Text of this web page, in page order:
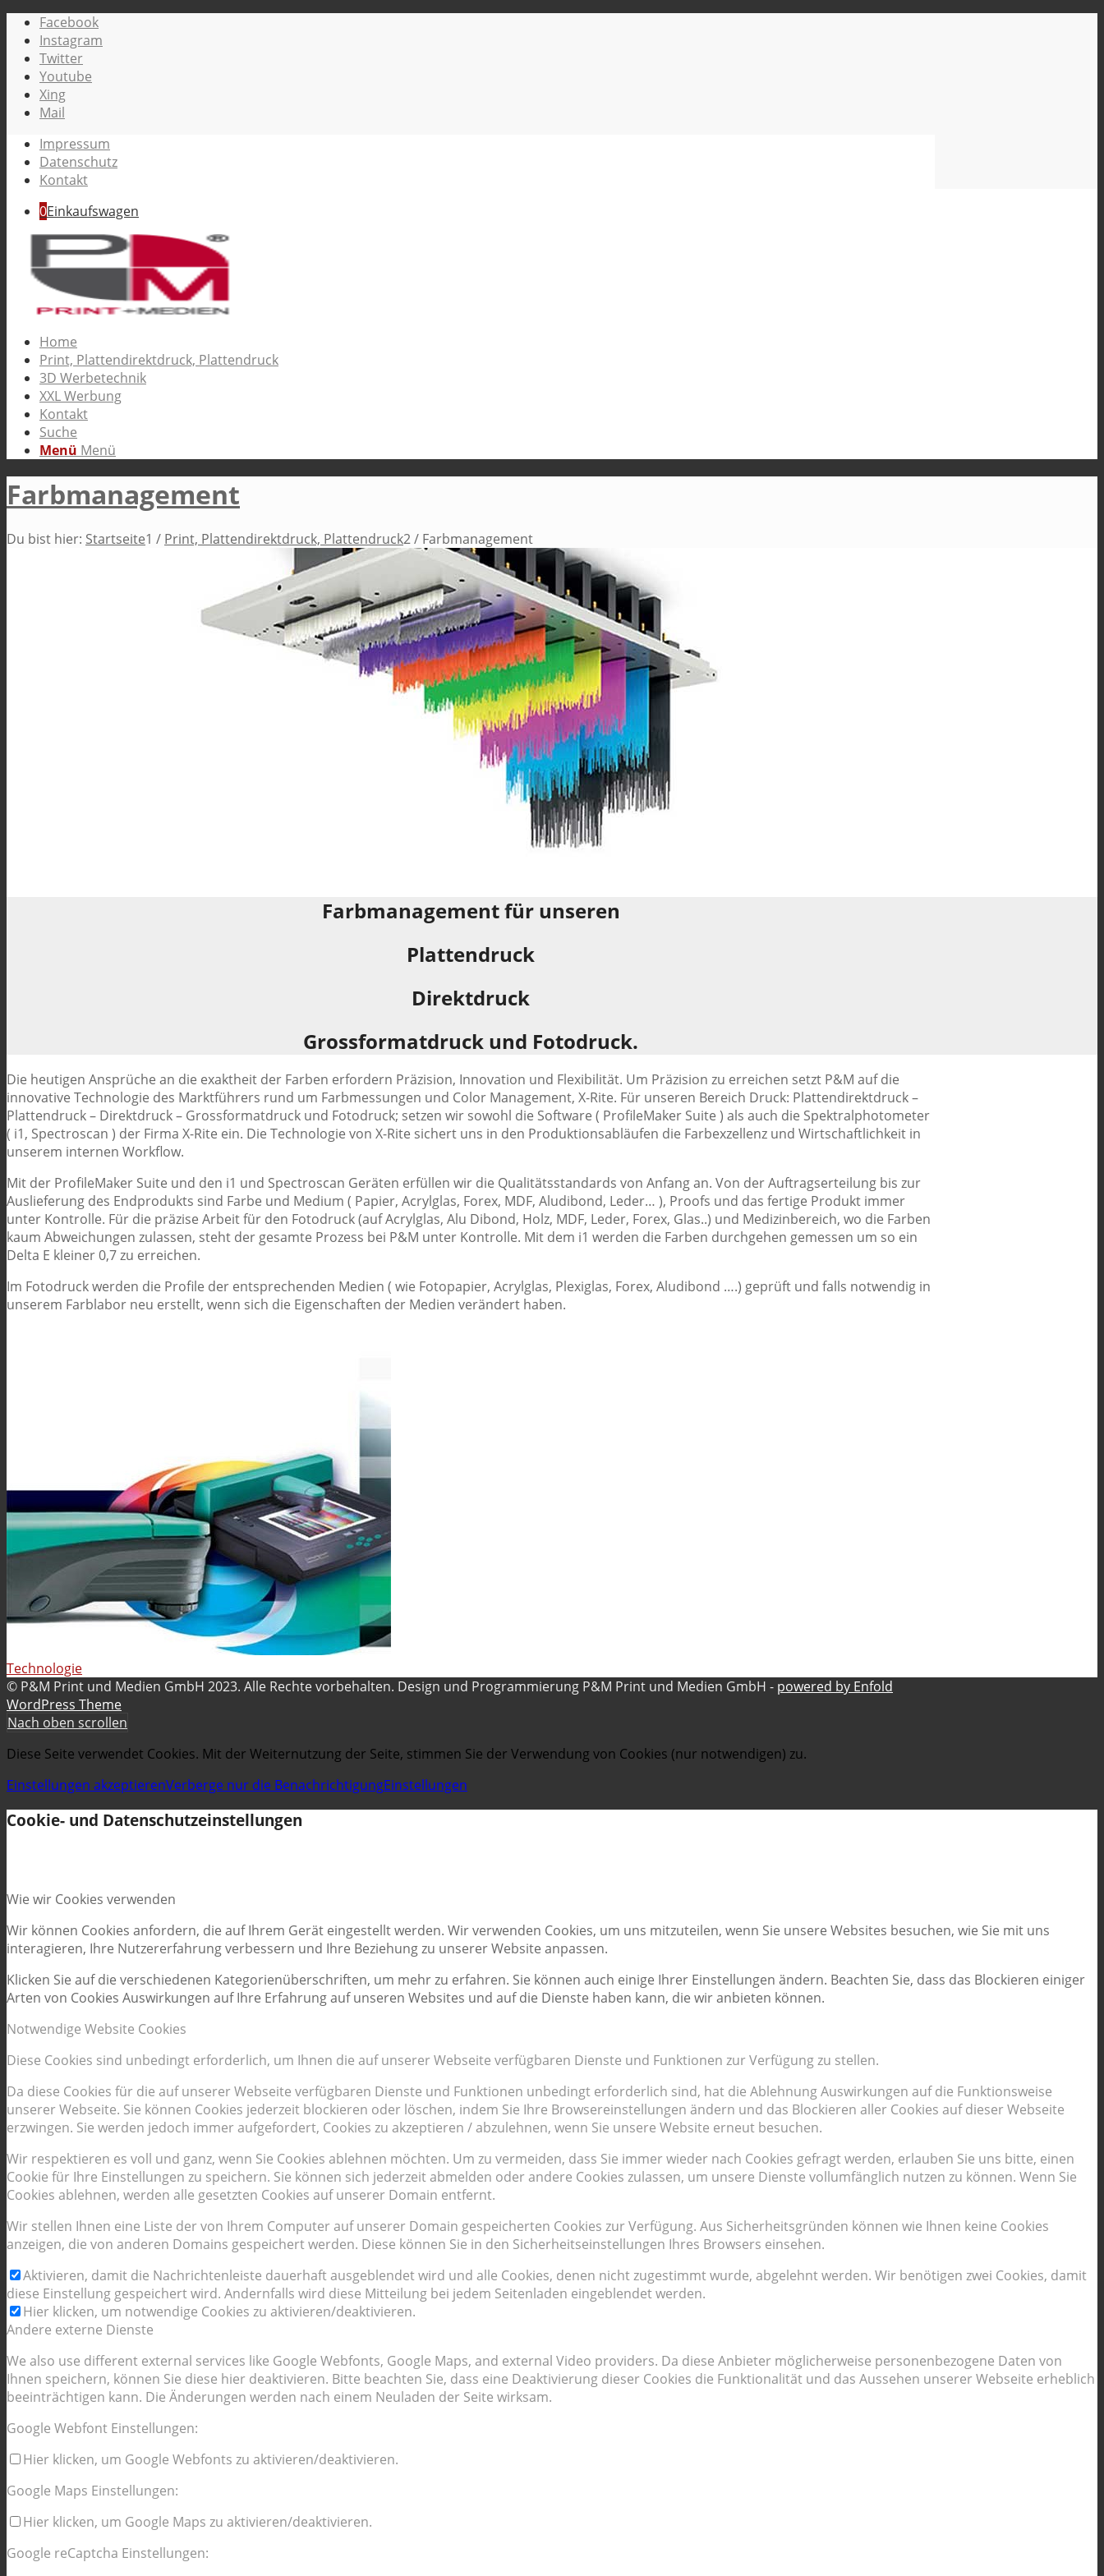
Facebook
Instagram
Twitter
Youtube
Xing
Mail
Impressum
Datenschutz
Kontakt
0Einkaufswagen
Home
Print, Plattendirektdruck, Plattendruck
3D Werbetechnik
XXL Werbung
Kontakt
Suche
Menü Menü
Farbmanagement
Du bist hier: Startseite1 / Print, Plattendirektdruck, Plattendruck2/ Farbmanagement
Farbmanagement für unseren
Plattendruck
Direktdruck
Grossformatdruck und Fotodruck.
Die heutigen Ansprüche an die exaktheit der Farben erfordern Präzision, Innovation und Flexibilität. Um Präzision zu erreichen setzt P&M auf die
innovative Technologie des Marktführers rund um Farbmessungen und Color Management, X-Rite. Für unseren Bereich Druck: Plattendirektdruck –
Plattendruck – Direktdruck – Grossformatdruck und Fotodruck; setzen wir sowohl die Software ( ProfileMaker Suite ) als auch die Spektralphotometer
( i1, Spectroscan ) der Firma X-Rite ein. Die Technologie von X-Rite sichert uns in den Produktionsabläufen die Farbexzellenz und Wirtschaftlichkeit in
unserem internen Workflow.
Mit der ProfileMaker Suite und den i1 und Spectroscan Geräten erfüllen wir die Qualitätsstandards von Anfang an. Von der Auftragserteilung bis zur
Auslieferung des Endprodukts sind Farbe und Medium ( Papier, Acrylglas, Forex, MDF, Aludibond, Leder… ), Proofs und das fertige Produkt immer
unter Kontrolle. Für die präzise Arbeit für den Fotodruck (auf Acrylglas, Alu Dibond, Holz, MDF, Leder, Forex, Glas..) und Medizinbereich, wo die Farben
kaum Abweichungen zulassen, steht der gesamte Prozess bei P&M unter Kontrolle. Mit dem i1 werden die Farben durchgehen gemessen um so ein
Delta E kleiner 0,7 zu erreichen.
Im Fotodruck werden die Profile der entsprechenden Medien ( wie Fotopapier, Acrylglas, Plexiglas, Forex, Aludibond ….) geprüft und falls notwendig in
unserem Farblabor neu erstellt, wenn sich die Eigenschaften der Medien verändert haben.
Technologie
© P&M Print und Medien GmbH 2023. Alle Rechte vorbehalten. Design und Programmierung P&M Print und Medien GmbH - powered by Enfold
WordPress Theme
Nach oben scrollen
Diese Seite verwendet Cookies. Mit der Weiternutzung der Seite, stimmen Sie der Verwendung von Cookies (nur notwendigen) zu.
Einstellungen akzeptierenVerberge nur die BenachrichtigungEinstellungen
Cookie- und Datenschutzeinstellungen
Wie wir Cookies verwenden
Wir können Cookies anfordern, die auf Ihrem Gerät eingestellt werden. Wir verwenden Cookies, um uns mitzuteilen, wenn Sie unsere Websites besuchen, wie Sie mit uns
interagieren, Ihre Nutzererfahrung verbessern und Ihre Beziehung zu unserer Website anpassen.
Klicken Sie auf die verschiedenen Kategorienüberschriften, um mehr zu erfahren. Sie können auch einige Ihrer Einstellungen ändern. Beachten Sie, dass das Blockieren einiger
Arten von Cookies Auswirkungen auf Ihre Erfahrung auf unseren Websites und auf die Dienste haben kann, die wir anbieten können.
Notwendige Website Cookies
Diese Cookies sind unbedingt erforderlich, um Ihnen die auf unserer Webseite verfügbaren Dienste und Funktionen zur Verfügung zu stellen.
Da diese Cookies für die auf unserer Webseite verfügbaren Dienste und Funktionen unbedingt erforderlich sind, hat die Ablehnung Auswirkungen auf die Funktionsweise
unserer Webseite. Sie können Cookies jederzeit blockieren oder löschen, indem Sie Ihre Browsereinstellungen ändern und das Blockieren aller Cookies auf dieser Webseite
erzwingen. Sie werden jedoch immer aufgefordert, Cookies zu akzeptieren / abzulehnen, wenn Sie unsere Website erneut besuchen.
Wir respektieren es voll und ganz, wenn Sie Cookies ablehnen möchten. Um zu vermeiden, dass Sie immer wieder nach Cookies gefragt werden, erlauben Sie uns bitte, einen
Cookie für Ihre Einstellungen zu speichern. Sie können sich jederzeit abmelden oder andere Cookies zulassen, um unsere Dienste vollumfänglich nutzen zu können. Wenn Sie
Cookies ablehnen, werden alle gesetzten Cookies auf unserer Domain entfernt.
Wir stellen Ihnen eine Liste der von Ihrem Computer auf unserer Domain gespeicherten Cookies zur Verfügung. Aus Sicherheitsgründen können wie Ihnen keine Cookies
anzeigen, die von anderen Domains gespeichert werden. Diese können Sie in den Sicherheitseinstellungen Ihres Browsers einsehen.
Aktivieren, damit die Nachrichtenleiste dauerhaft ausgeblendet wird und alle Cookies, denen nicht zugestimmt wurde, abgelehnt werden. Wir benötigen zwei Cookies, damit
diese Einstellung gespeichert wird. Andernfalls wird diese Mitteilung bei jedem Seitenladen eingeblendet werden.
Hier klicken, um notwendige Cookies zu aktivieren/deaktivieren.
Andere externe Dienste
We also use different external services like Google Webfonts, Google Maps, and external Video providers. Da diese Anbieter möglicherweise personenbezogene Daten von
Ihnen speichern, können Sie diese hier deaktivieren. Bitte beachten Sie, dass eine Deaktivierung dieser Cookies die Funktionalität und das Aussehen unserer Webseite erheblich
beeinträchtigen kann. Die Änderungen werden nach einem Neuladen der Seite wirksam.
Google Webfont Einstellungen:
Hier klicken, um Google Webfonts zu aktivieren/deaktivieren.
Google Maps Einstellungen:
Hier klicken, um Google Maps zu aktivieren/deaktivieren.
Google reCaptcha Einstellungen: